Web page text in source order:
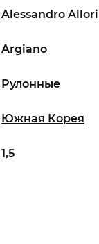
Alessandro Allori
Argiano
1,5
Южная Корея
Рулонные